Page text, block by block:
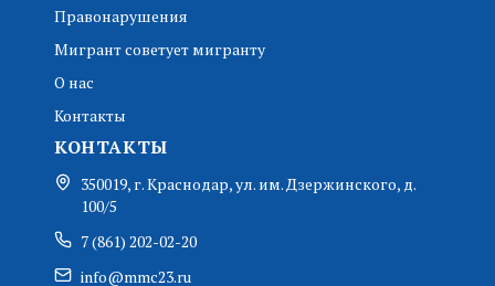
Правонарушения
Мигрант советует мигранту
О нас
Контакты
КОНТАКТЫ
350019, г. Краснодар, ул. им. Дзержинского, д.
100/5
7 (861) 202-02-20
info@mmc23.ru